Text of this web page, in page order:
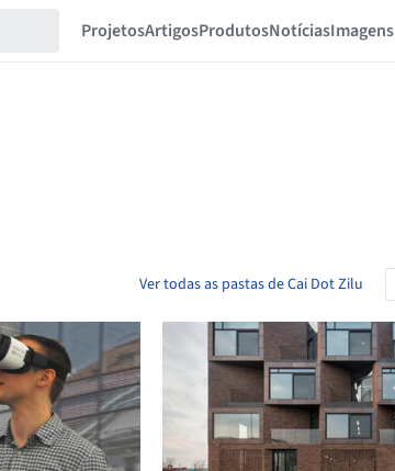
ProjetosArtigosProdutosNotíciasImagens
Ver todas as pastas de Cai Dot Zilu